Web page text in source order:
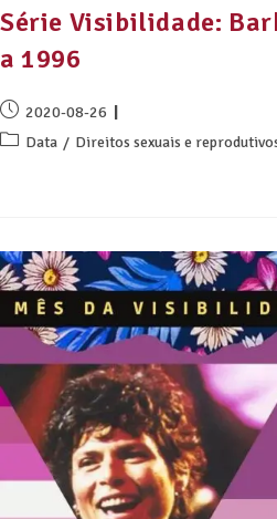
Série Visibilidade:
a 1996
2020-08-26
Data / Direitos sexuais e